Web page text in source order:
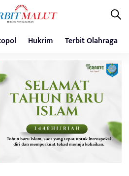
Hukrim Terbit Olahraga